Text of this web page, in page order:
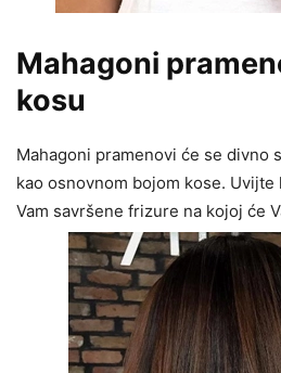
Mahagoni
kosu
Mahagoni pramenovi će se divno
kao osnovnom bojom kose.
Vam savršene frizure na kojoj će